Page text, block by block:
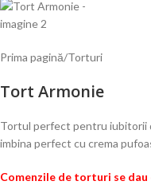
Prima pagină/Torturi
Tort Armonie
Tortul perfect pentru iubitorii
imbina perfect cu crema
Comenzile de torturi se dau